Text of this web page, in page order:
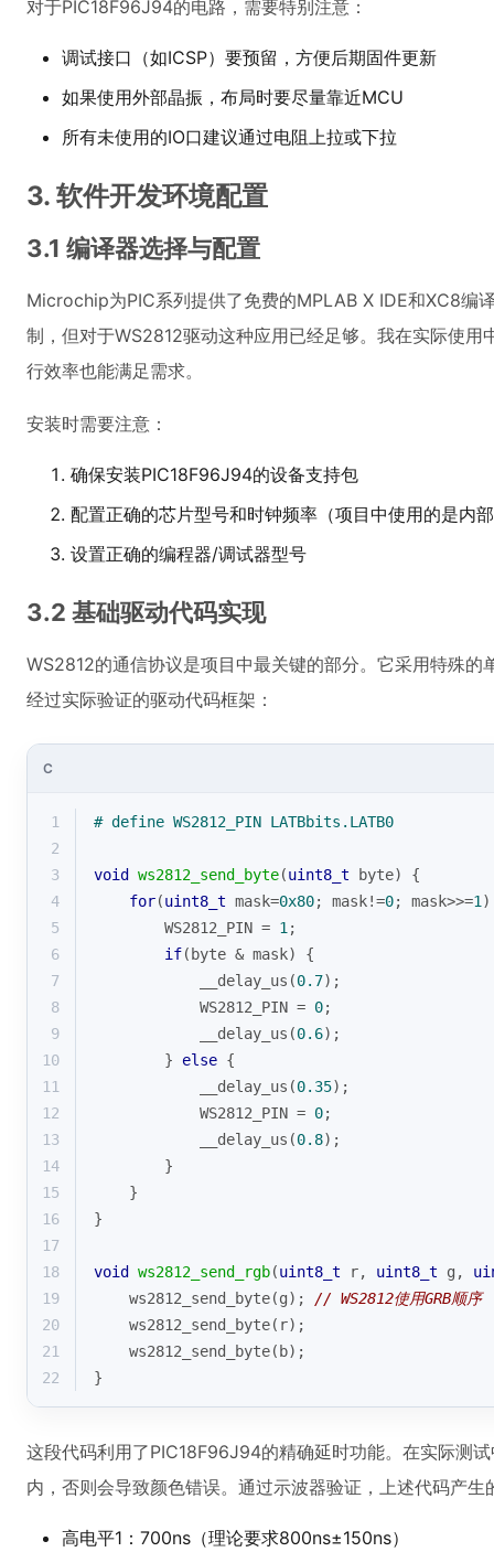
对于PIC18F96J94的电路，需要特别注意：
调试接口（如ICSP）要预留，方便后期固件更新
如果使用外部晶振，布局时要尽量靠近MCU
所有未使用的IO口建议通过电阻上拉或下拉
3. 软件开发环境配置
3.1 编译器选择与配置
Microchip为PIC系列提供了免费的MPLAB X IDE和XC8编
制，但对于WS2812驱动这种应用已经足够。我在实际使
行效率也能满足需求。
安装时需要注意：
确保安装PIC18F96J94的设备支持包
配置正确的芯片型号和时钟频率（项目中使用的是内
设置正确的编程器/调试器型号
3.2 基础驱动代码实现
WS2812的通信协议是项目中最关键的部分。它采用特殊
经过实际验证的驱动代码框架：
C
1 # define WS2812_PIN LATBbits.LATB0
2
3
void ws2812_send_byte(uint8_t byte)
{
4
for(uint8_t mask=0x80; mask!=0; mask>>=1
5
        WS2812_PIN =
1 ;
6
if(byte & mask) {
7
            __delay_us(
0.7);
8
            WS2812_PIN =
0;
9
            __delay_us(
0.6);
10
        }
else {
11
            __delay_us(
0.35);
12
            WS2812_PIN =
0;
13
            __delay_us(
0.8);
14
        }
15
    }
16
}
17
18
void ws2812_send_rgb(uint8_t r, uint8_t g,
19
    ws2812_send_byte(g);
// WS2812使用GRB顺序
20
    ws2812_send_byte(r);
21
    ws2812_send_byte(b);
22
}
这段代码利用了PIC18F96J94的精确延时功能。在实际测
内，否则会导致颜色错误。通过示波器验证，上述代码产生
高电平1：700ns（理论要求800ns±150ns）